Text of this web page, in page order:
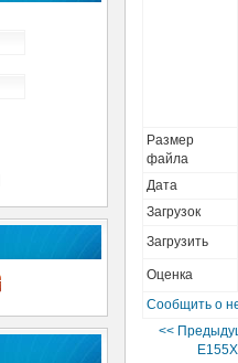
Размер
файла
Дата
Загрузок
Загрузить
Оценка
Сообщить о
<<